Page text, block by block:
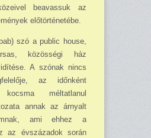
beavassuk az
előtörténetébe.
szó a public house,
közösségi ház
A szónak nincs
az időnként
kocsma méltatlanul
annak az árnyalt
ami ehhez a
az évszázadok során